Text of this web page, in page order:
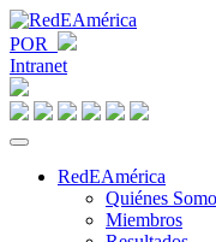
POR
Intranet
RedEAmérica
Quiénes
Miembros